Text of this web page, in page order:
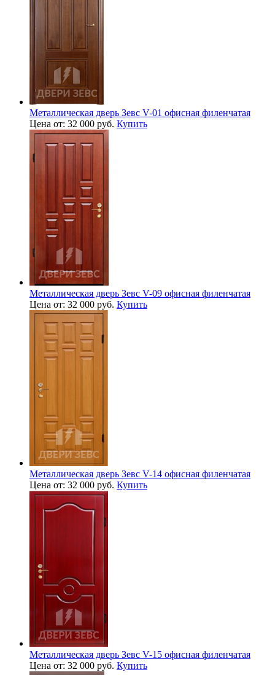
Металлическая дверь Зевс V-01 офисная филенчатая
Цена от: 32 000 руб. Купить
Металлическая дверь Зевс V-09 офисная филенчатая
Цена от: 32 000 руб. Купить
Металлическая дверь Зевс V-14 офисная филенчатая
Цена от: 32 000 руб. Купить
Металлическая дверь Зевс V-15 офисная филенчатая
Цена от: 32 000 руб. Купить